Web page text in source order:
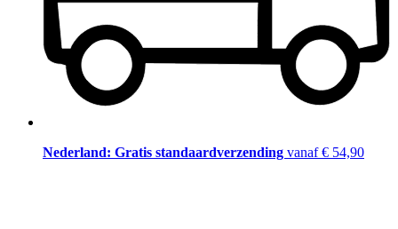
Nederland: Gratis standaardverzending vanaf € 54,90